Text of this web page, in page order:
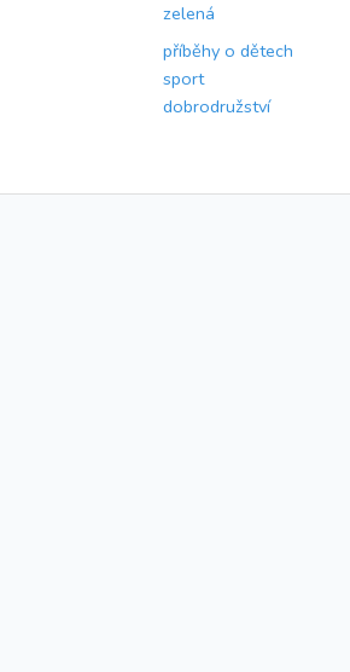
zelená
příběhy o dětech
sport
dobrodružství